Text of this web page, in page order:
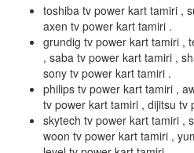
toshiba tv power kart tamiri ,
axen tv power kart tamiri .
grundig tv power kart tamiri ,
, saba tv power kart tamiri ,
sony tv power kart tamiri .
philips tv power kart tamiri ,
tv power kart tamiri , dijitsu tv
skytech tv power kart tamiri ,
woon tv power kart tamiri ,